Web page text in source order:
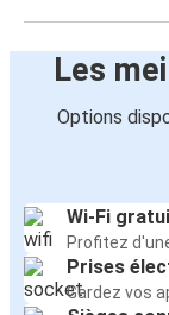
Les
Options
Wi-Fi
Profitez
Prises
Gardez vos